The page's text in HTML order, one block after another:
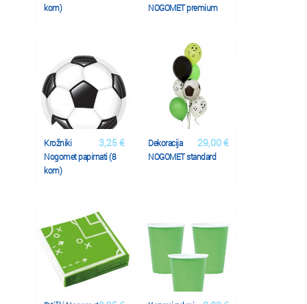
kom)
NOGOMET premium
3,25 €
Krožniki
Nogomet papirnati (8
kom)
29,00 €
Dekoracija
NOGOMET standard